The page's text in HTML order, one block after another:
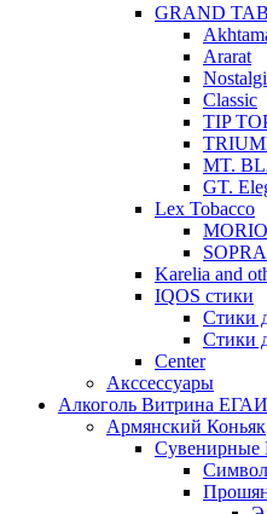
GRAND
Ararat
Classic
TIP
MT.
GT.
Lex Tobacco
Karelia and
IQOS стики
Стики
Стики
Сenter
Акссессуары
Алкоголь Витрина
Армянский Коньяк
Сувенирные